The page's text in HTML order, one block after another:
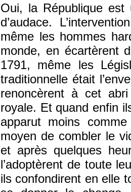
Oui, la République
d’audace.
même les hommes
monde, en écartèrent
1791, même les
traditionnelle était
renoncèrent à cet
royale. Et quand enfin
apparut moins
moyen de combler le
et après quelques
l’adoptèrent de toute
ils confondirent en elle